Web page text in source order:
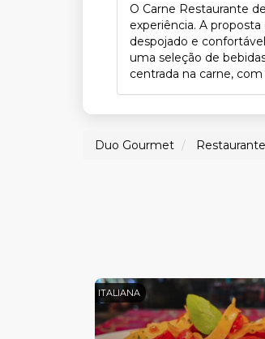
O Carne Restaurante
experiência. A
despojado e
uma seleção de
centrada na carne,
Duo Gourmet
ITALIANA